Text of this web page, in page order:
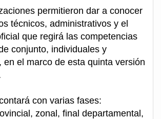
permitieron dar a conocer
técnicos, administrativos y el
que regirá las competencias
conjunto, individuales y
en el marco de esta quinta versión
con varias fases:
zonal, final departamental,